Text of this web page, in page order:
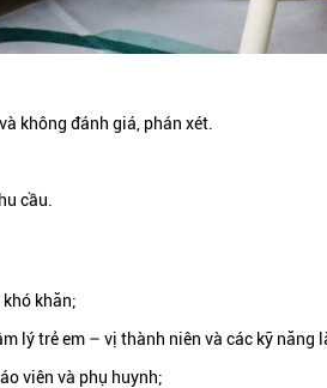
không đánh giá, phán xét.
cầu.
khăn;
lý trẻ em – vị thành niên và các kỹ năng
viên và phụ huynh;